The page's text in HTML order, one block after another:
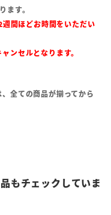
ます。
間ほどお時間をいただい
ンセルとなります。
全ての商品が揃ってから
もチェックしていま